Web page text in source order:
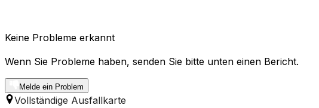
Keine Probleme erkannt
Wenn Sie Probleme haben, senden Sie bitte unten einen Bericht.
Melde ein Problem
Vollständige Ausfallkarte